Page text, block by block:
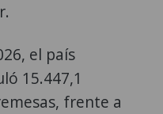
el país
15.447,1
frente a